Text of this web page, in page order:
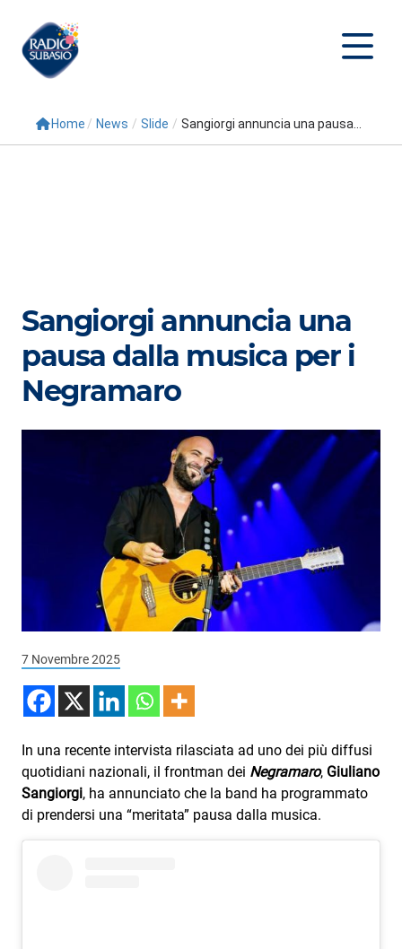
Cerca
Conduttori
Repliche
Podcast
Interviste
Novità
Subasio Playlist
Web Radio
Radio Subasio
Radio Subasio +
Radio Subasio Disco Club
Radio Suby
Subasio Collection
Subasio Per Un’Ora D’Amore
Home / News / Slide / Sangiorgi annuncia una pausa...
Sangiorgi annuncia una
pausa dalla musica per i
Negramaro
7 Novembre 2025
In una recente intervista rilasciata ad uno dei più diffusi
quotidiani nazionali, il frontman dei Negramaro, Giuliano
Sangiorgi, ha annunciato che la band ha programmato
di prendersi una “meritata” pausa dalla musica.